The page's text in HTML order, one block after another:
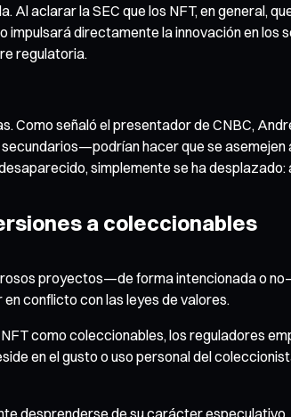
aclarar la SEC que los NFT, en general,
directamente la innovación en
regulatoria.
Como señaló el presentador de CNBC,
hacer que se
simplemente se ha
a coleccionables
proyectos—de forma intencionada o
conflicto con las leyes de valores.
como coleccionables, los reguladores
en el gusto o uso personal del
desprenderse de su carácter